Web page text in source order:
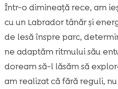
Într-o dimineață rece, am
cu un Labrador tânăr și
de lesă înspre parc,
ne adaptăm ritmului său
doream să-l lăsăm să
am realizat că fără reguli, nu